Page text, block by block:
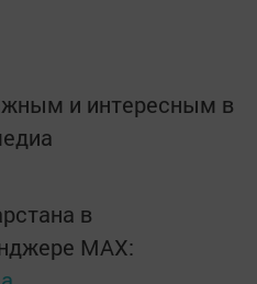
и интересным в
в
MАХ: